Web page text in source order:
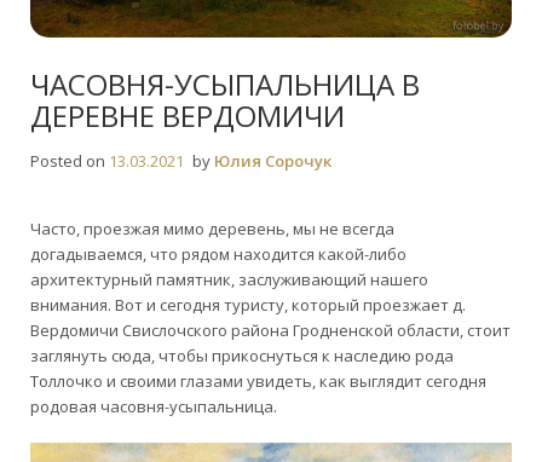
ЧАСОВНЯ-УСЫПАЛЬНИЦА В
ДЕРЕВНЕ ВЕРДОМИЧИ
Posted on 13.03.2021 by Юлия Сорочук
Часто, проезжая мимо деревень, мы не всегда
догадываемся, что рядом находится какой-либо
архитектурный памятник, заслуживающий нашего
внимания. Вот и сегодня туристу, который проезжает д.
Вердомичи Свислочского района Гродненской области, стоит
заглянуть сюда, чтобы прикоснуться к наследию рода
Толлочко и своими глазами увидеть, как выглядит сегодня
родовая часовня-усыпальница.